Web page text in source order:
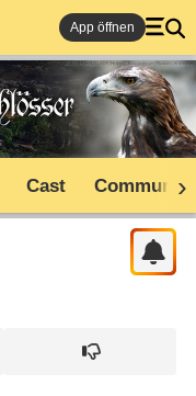
App öffnen
Cast Community